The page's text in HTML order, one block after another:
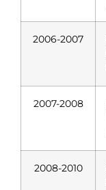
2006-2007
2007-2008
2008-2010